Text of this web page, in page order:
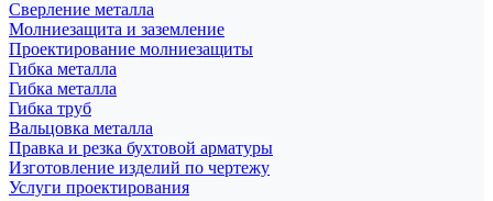
Сверление металла
Молниезащита и заземление
Проектирование молниезащиты
Гибка металла
Гибка металла
Гибка труб
Вальцовка металла
Правка и резка бухтовой арматуры
Изготовление изделий по чертежу
Услуги проектирования